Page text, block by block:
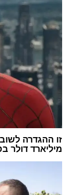
זו ההגדרה
מיליארד דולר